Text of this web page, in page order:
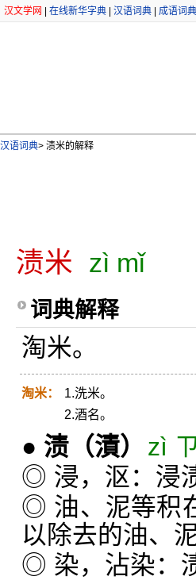
汉文学网 在线新华字典 汉语词典 成语词典
汉语词典> 渍米的解释
渍米 zì mǐ
词典解释
淘米。
淘米：
1.洗米。
2.酒名。
● 渍 （漬）
zì
◎ 浸，沤：浸
◎ 油、泥等积
以除去的油、
◎ 染，沾染：